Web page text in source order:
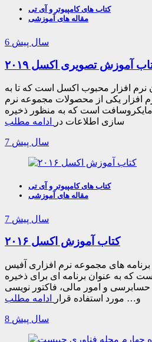
کتاب های کامپیوتر و آی تی
مقاله های آموزشی
6 سال پیش
آموزش تصویری اکسل ۲۰۱۹
ورژن نرم افزار محبوب اکسل است که تا به
افزار یکی از محصولات مجموعه نرم
مایکروسافت است که به منظور ذخیره
سازی اطلاعات در
ادامه مطلب
7 سال پیش
کتاب های کامپیوتر و آی تی
مقاله های آموزشی
7 سال پیش
کتاب آموزش اکسل ۲۰۱۶
برنامه های مجموعه نرم افزاری آفیس
که به عنوان برنامه ای برای ذخیره
و امور مالی، فاکتور نویسی
و… مورد استفاده قرار
ادامه مطلب
8 سال پیش